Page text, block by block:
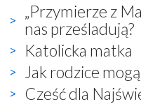
„Przymierze z
nas prześladują?
Katolicka matka
Jak rodzice
Cześć dla